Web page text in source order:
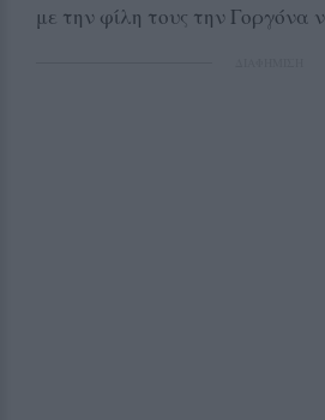
με την φίλη τους την Γοργόνα